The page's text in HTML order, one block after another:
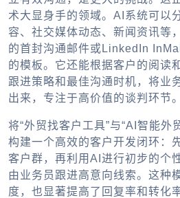
术大显身手的领域。AI系统可以
容、社交媒体动态、新闻资讯等
的首封沟通邮件或LinkedIn
的模板。它还能根据客户的阅读
跟进策略和最佳沟通时机，将业
出来，专注于高价值的谈判环节。
将“外贸找客户工具”与“AI智能外
构建一个高效的客户开发闭环：
客户群，再利用AI进行初步的个
由业务员跟进高意向线索。这种
度，也显著提高了回复率和转化率